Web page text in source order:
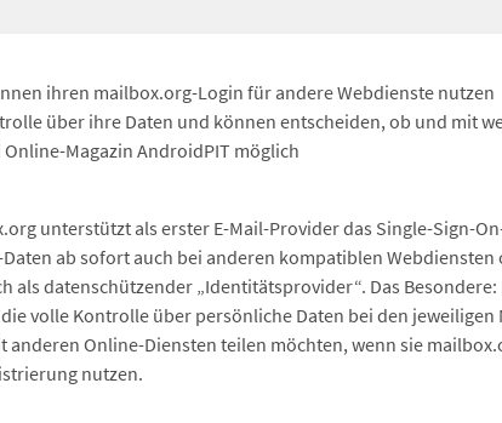
ihren mailbox.org-Login für andere Webdienste nutzen
über ihre Daten und können entscheiden, ob und mit
Magazin AndroidPIT möglich
unterstützt als erster E-Mail-Provider das Single-Sign-
ab sofort auch bei anderen kompatiblen
als datenschützender „Identitätsprovider“. Das
volle Kontrolle über persönliche Daten bei den
anderen Online-Diensten teilen möchten, wenn sie
nutzen.